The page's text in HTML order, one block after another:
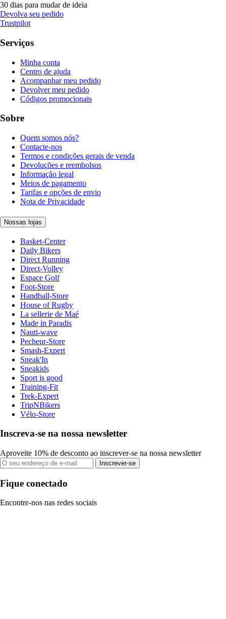
30 dias para mudar de ideia
Devolva seu pedido
Trustpilot
Serviços
Minha conta
Centro de ajuda
Acompanhar meu pedido
Devolver meu pedido
Códigos promocionais
Sobre
Quem somos nós?
Contacte-nos
Termos e condições gerais de venda
Devoluções e reembolsos
Informação legal
Meios de pagamento
Tarifas e opções de envio
Nota de Privacidade
Nossas lojas
Basket-Center
Daily Bikers
Direct Running
Direct-Volley
Espace Golf
Foot-Store
Handball-Store
House of Rugby
La sellerie de Maé
Made in Paradis
Nauti-wave
Pecheur-Store
Smash-Expert
Sneak'In
Sneakids
Sport is good
Training-Fit
Trek-Expert
TripNBikers
Vélo-Store
Inscreva-se na nossa newsletter
Aproveite 10% de desconto ao inscrever-se na nossa newsletter
Inscrever-se
Fique conectado
Encontre-nos nas redes sociais